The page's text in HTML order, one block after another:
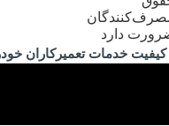
کیفیت خدمات تعمیرکاران